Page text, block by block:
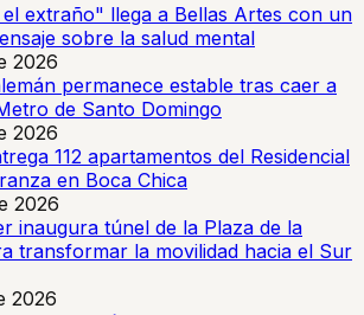
extraño" llega a Bellas Artes con un
sobre la salud mental
2026
permanece estable tras caer a
de Santo Domingo
2026
112 apartamentos del Residencial
en Boca Chica
2026
inaugura túnel de la Plaza de la
transformar la movilidad hacia el Sur
2026